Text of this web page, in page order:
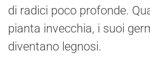
di radici poco profonde.
pianta invecchia, i suoi
diventano legnosi.